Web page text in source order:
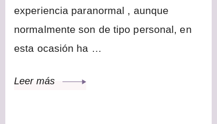
experiencia paranormal , aunque
normalmente son de tipo personal, en
esta ocasión ha …
Leer más